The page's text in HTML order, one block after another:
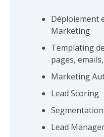
Déploiement
Marketing
Templating
pages,
Marketing
Lead Scoring
Lead